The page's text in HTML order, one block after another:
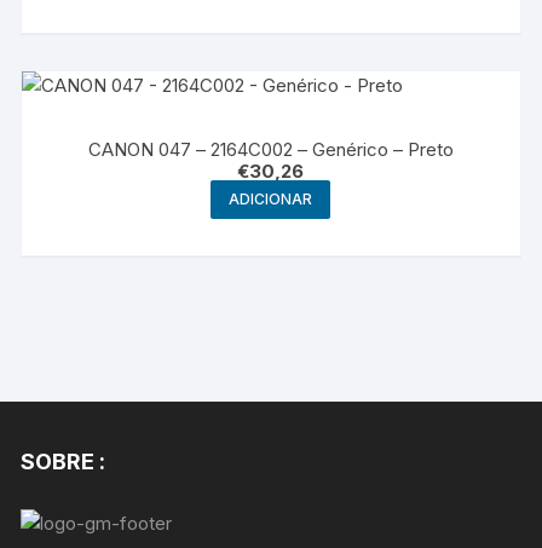
CANON 047 – 2164C002 – Genérico – Preto
€30,26
ADICIONAR
SOBRE :